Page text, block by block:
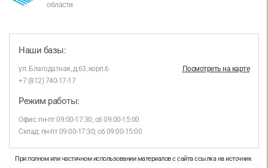
области
Наши базы:
ул. Благодатная, д.63, корп.6
Посмотреть на карте
+7 (812) 740-17-17
Режим работы:
Офис: пн-пт 09:00-17:30; сб 09:00-15:00
Склад: пн-пт 09:00-17:30; сб 09:00-15:00
При полном или частичном использовании материалов с сайта ссылка на источник